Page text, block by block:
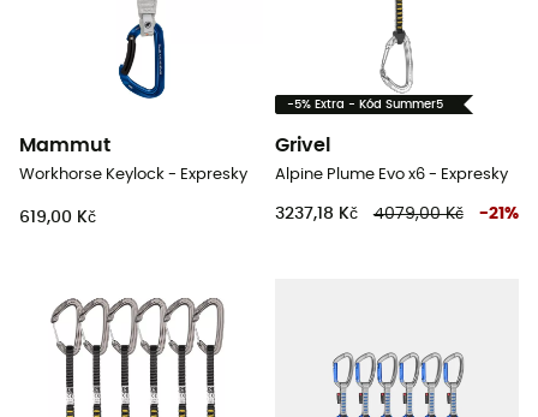
Mammut
Workhorse Keylock - Expresky
619,00 Kč
-5% Extra - Kód Summer5
Grivel
Alpine Plume Evo x6 - Expresky
3237,18 Kč 4079,00 Kč -21 %